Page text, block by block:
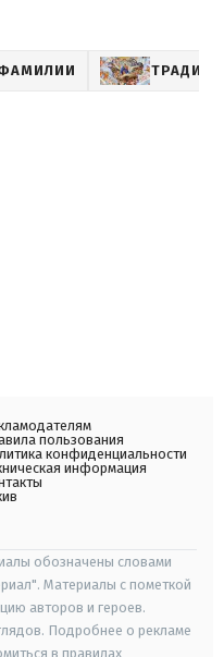
пользования
конфиденциальности
информация
обозначены словами
Материалы с пометкой
авторов и героев.
Подробнее о рекламе
в правилах